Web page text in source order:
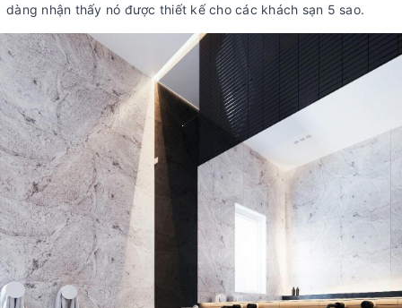
dàng nhận thấy nó được thiết kế cho các khách sạn 5 sao.